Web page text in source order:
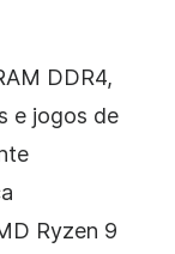
DDR4,
e jogos de
Ryzen 9